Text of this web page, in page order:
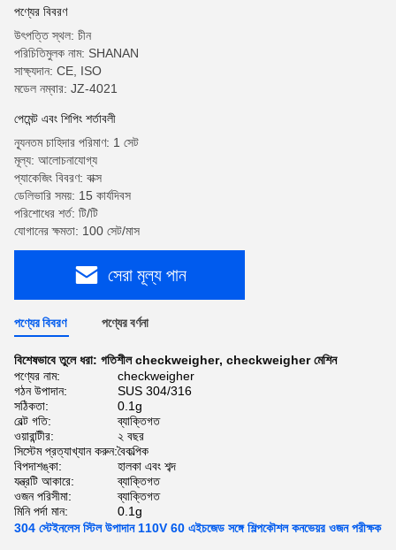
পণ্যের বিবরণ
উৎপত্তি স্থল: চীন
পরিচিতিমুলক নাম: SHANAN
সাক্ষ্যদান: CE, ISO
মডেল নম্বার: JZ-4021
পেমেন্ট এবং শিপিং শর্তাবলী
ন্যূনতম চাহিদার পরিমাণ: 1 সেট
মূল্য: আলোচনাযোগ্য
প্যাকেজিং বিবরণ: বাক্স
ডেলিভারি সময়: 15 কার্যদিবস
পরিশোধের শর্ত: টি/টি
যোগানের ক্ষমতা: 100 সেট/মাস
সেরা মূল্য পান
পণ্যের বিবরণ পণ্যের বর্ণনা
বিশেষভাবে তুলে ধরা: গতিশীল checkweigher, checkweigher মেশিন
পণ্যের নাম:
checkweigher
গঠন উপাদান:
SUS 304/316
সঠিকতা:
0.1g
বেল্ট গতি:
ব্যাক্তিগত
ওয়ারান্টীর:
২ বছর
সিস্টেম প্রত্যাখ্যান করুন:বৈকল্পিক
বিপদাশঙ্কা:
হালকা এবং শব্দ
যন্ত্রটি আকারে:
ব্যাক্তিগত
ওজন পরিসীমা:
ব্যাক্তিগত
মিনি পর্দা মান:
0.1g
304 স্টেইনলেস স্টিল উপাদান 110V 60 এইচজেড সঙ্গে শিল্পকৌশল কনভেয়র ওজন পরীক্ষক